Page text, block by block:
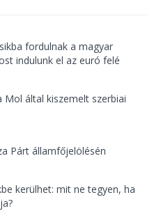
fordulnak a magyar
indulunk el az euró felé
Mol által kiszemelt szerbiai
Párt államfőjelölésén
kerülhet: mit ne tegyen, ha